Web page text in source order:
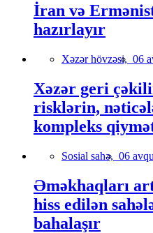
İran və
hazırlayır
Xəzər hövzəsi, 06
Xəzər geri
risklərin,
kompleks
Sosial sahə, 06
Əməkhaqları
hiss edilən
bahalaşır